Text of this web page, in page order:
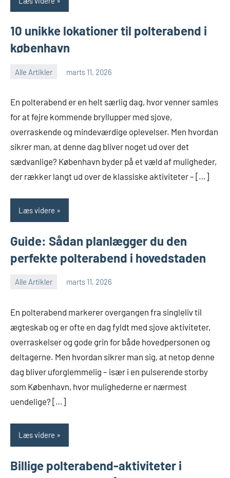
10 unikke lokationer til polterabend i
københavn
Alle Artikler marts 11, 2026
En polterabend er en helt særlig dag, hvor venner samles
for at fejre kommende bryllupper med sjove,
overraskende og mindeværdige oplevelser. Men hvordan
sikrer man, at denne dag bliver noget ud over det
sædvanlige? København byder på et væld af muligheder,
der rækker langt ud over de klassiske aktiviteter – […]
Læs videre
Guide: Sådan planlægger du den
perfekte polterabend i hovedstaden
Alle Artikler marts 11, 2026
En polterabend markerer overgangen fra singleliv til
ægteskab og er ofte en dag fyldt med sjove aktiviteter,
overraskelser og gode grin for både hovedpersonen og
deltagerne. Men hvordan sikrer man sig, at netop denne
dag bliver uforglemmelig – især i en pulserende storby
som København, hvor mulighederne er nærmest
uendelige? […]
Læs videre
Billige polterabend-aktiviteter i